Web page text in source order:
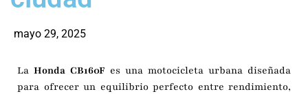
mayo 29, 2025
La Honda CB160F es una motocicleta urbana diseñada
para ofrecer un equilibrio perfecto entre rendimiento,